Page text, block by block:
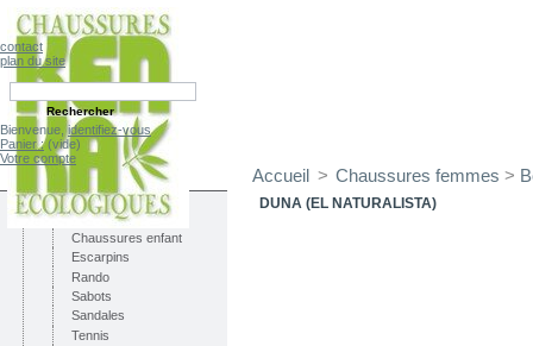
contact
plan du site
Bienvenue,identifiez-vous
Panier : (vide)
Votre compte
CATÉGORIES
Chaussures femmes
Bottes
Chaussures enfant
Escarpins
Rando
Sabots
Sandales
Tennis
Accueil > Chaussures femmes >
DUNA (EL NATURALISTA)